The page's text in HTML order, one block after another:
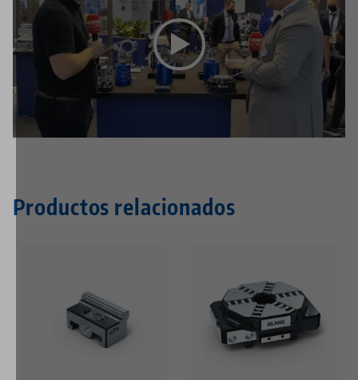
Este vídeo está alojado en YouTube. Para ver el vídeo,
acepte las cookies multimedia en elconfiguración de
Productos relacionados